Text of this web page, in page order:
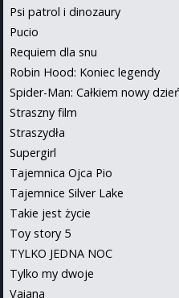
Psi patrol i dinozaury
Pucio
Requiem dla snu
Robin Hood: Koniec legendy
Spider-Man: Całkiem nowy
Straszny film
Straszydła
Supergirl
Tajemnica Ojca Pio
Tajemnice Silver Lake
Takie jest życie
Toy story 5
TYLKO JEDNA NOC
Tylko my dwoje
Vaiana